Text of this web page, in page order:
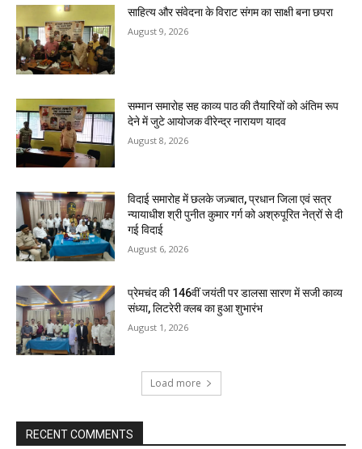
साहित्य और संवेदना के विराट संगम का साक्षी बना छपरा
August 9, 2026
सम्मान समारोह सह काव्य पाठ की तैयारियों को अंतिम रूप
देने में जुटे आयोजक वीरेन्द्र नारायण यादव
August 8, 2026
विदाई समारोह में छलके जज़्बात, प्रधान जिला एवं सत्र
न्यायाधीश श्री पुनीत कुमार गर्ग को अश्रुपूरित नेत्रों से दी
गई विदाई
August 6, 2026
प्रेमचंद की 146वीं जयंती पर डालसा सारण में सजी काव्य
संध्या, लिटरेरी क्लब का हुआ शुभारंभ
August 1, 2026
Load more
RECENT COMMENTS